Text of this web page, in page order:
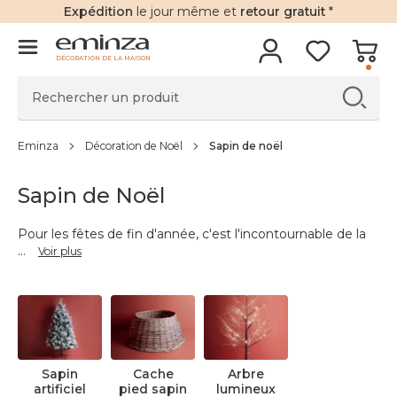
Expédition le jour même et retour gratuit *
DÉCORATION DE LA MAISON
Eminza Décoration de Noël Sapin de noël
Sapin de Noël
Pour les fêtes de fin d'année, c'est l'incontournable de la
...
Voir plus
Sapin
artificiel
Cache
pied sapin
Arbre
lumineux